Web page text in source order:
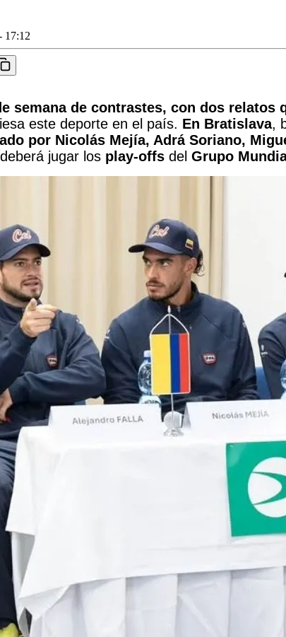
17:12
semana de contrastes, con dos relatos
este deporte en el país. En Bratislava,
por Nicolás Mejía, Adrá Soriano,
jugar los play-offs del Grupo